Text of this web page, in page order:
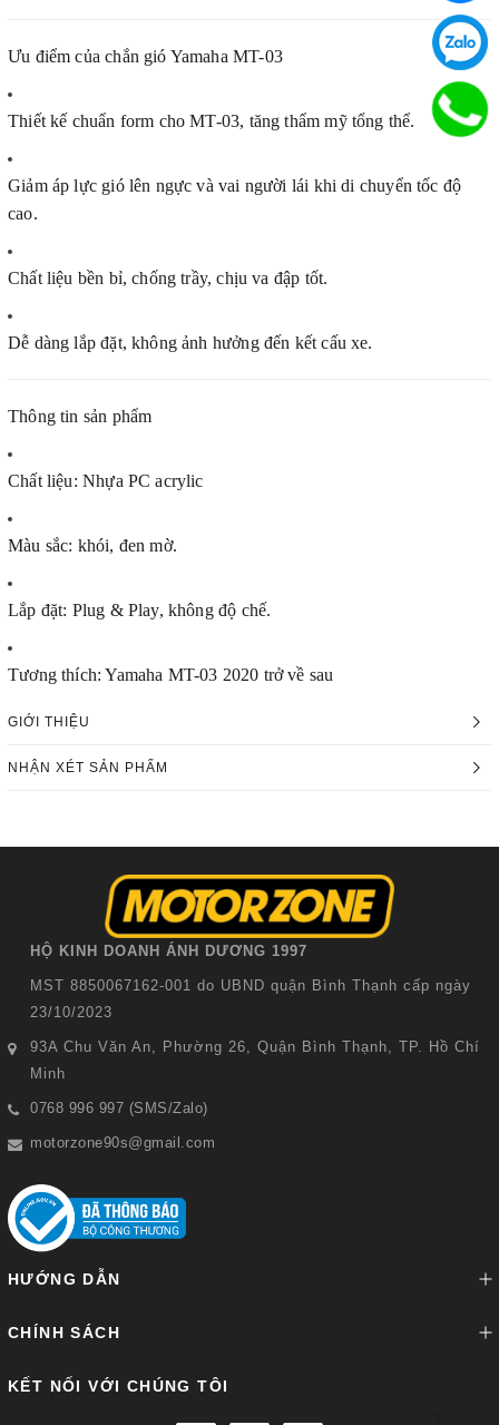
Ưu điểm của chắn gió Yamaha MT-03
Thiết kế chuẩn form cho MT-03, tăng thẩm mỹ tổng thể.
Giảm áp lực gió lên ngực và vai người lái khi di chuyển tốc độ
cao.
Chất liệu bền bỉ, chống trầy, chịu va đập tốt.
Dễ dàng lắp đặt, không ảnh hưởng đến kết cấu xe.
Thông tin sản phẩm
Chất liệu: Nhựa PC acrylic
Màu sắc: khói, đen mờ.
Lắp đặt: Plug & Play, không độ chế.
Tương thích: Yamaha MT-03 2020 trở về sau
GIỚI THIỆU
NHẬN XÉT SẢN PHẨM
HỘ KINH DOANH ÁNH DƯƠNG 1997
MST 8850067162-001 do UBND quận Bình Thạnh cấp ngày
23/10/2023
93A Chu Văn An, Phường 26, Quận Bình Thạnh, TP. Hồ Chí
Minh
0768 996 997 (SMS/Zalo)
motorzone90s@gmail.com
HƯỚNG DẪN
CHÍNH SÁCH
KẾT NỐI VỚI CHÚNG TÔI